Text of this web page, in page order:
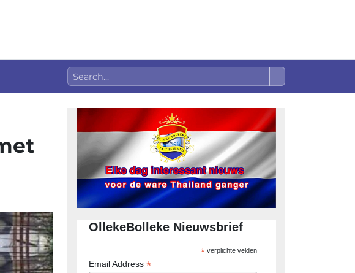
OllekeBolleke Nieuwsbrief
*verplichte velden
Email Address *